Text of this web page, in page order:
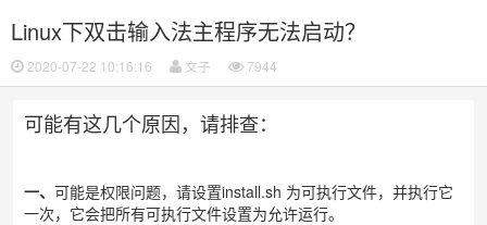
Linux下双击输入法主程序无法启动？
2020-07-22 10:16:16 文子 7944
可能有这几个原因，请排查：
一、 可能是权限问题，请设置install.sh 为可执行文件，并执行它
一次，它会把所有可执行文件设置为允许运行。